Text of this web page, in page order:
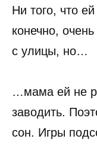
Ни того, что
конечно,
с улицы, но…
…мама ей не
заводить.
сон. Игры